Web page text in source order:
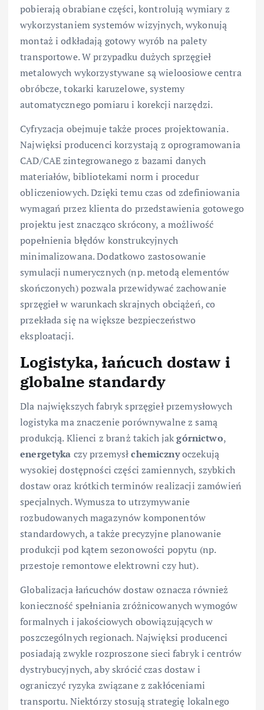
pobierają obrabiane części, kontrolują wymiary z
wykorzystaniem systemów wizyjnych, wykonują
montaż i odkładają gotowy wyrób na palety
transportowe. W przypadku dużych sprzęgieł
metalowych wykorzystywane są wieloosiowe centra
obróbcze, tokarki karuzelowe, systemy
automatycznego pomiaru i korekcji narzędzi.
Cyfryzacja obejmuje także proces projektowania.
Najwięksi producenci korzystają z oprogramowania
CAD/CAE zintegrowanego z bazami danych
materiałów, bibliotekami norm i procedur
obliczeniowych. Dzięki temu czas od zdefiniowania
wymagań przez klienta do przedstawienia gotowego
projektu jest znacząco skrócony, a możliwość
popełnienia błędów konstrukcyjnych
minimalizowana. Dodatkowo zastosowanie
symulacji numerycznych (np. metodą elementów
skończonych) pozwala przewidywać zachowanie
sprzęgieł w warunkach skrajnych obciążeń, co
przekłada się na większe bezpieczeństwo
eksploatacji.
Logistyka, łańcuch dostaw i
globalne standardy
Dla największych fabryk sprzęgieł przemysłowych
logistyka ma znaczenie porównywalne z samą
produkcją. Klienci z branż takich jakgórnictwo,
energetyka czy przemysłchemicznyoczekują
wysokiej dostępności części zamiennych, szybkich
dostaw oraz krótkich terminów realizacji zamówień
specjalnych. Wymusza to utrzymywanie
rozbudowanych magazynów komponentów
standardowych, a także precyzyjne planowanie
produkcji pod kątem sezonowości popytu (np.
przestoje remontowe elektrowni czy hut).
Globalizacja łańcuchów dostaw oznacza również
konieczność spełniania zróżnicowanych wymogów
formalnych i jakościowych obowiązujących w
poszczególnych regionach. Najwięksi producenci
posiadają zwykle rozproszone sieci fabryk i centrów
dystrybucyjnych, aby skrócić czas dostaw i
ograniczyć ryzyka związane z zakłóceniami
transportu. Niektórzy stosują strategię lokalnego